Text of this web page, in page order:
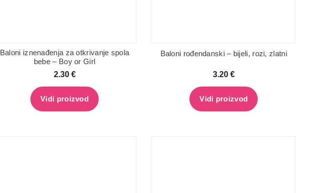
Baloni iznenađenja za otkrivanje spola
bebe – Boy or Girl
2.30 €
Vidi proizvod
Baloni rođendanski – bijeli, rozi, zlatni
3.20 €
Vidi proizvod